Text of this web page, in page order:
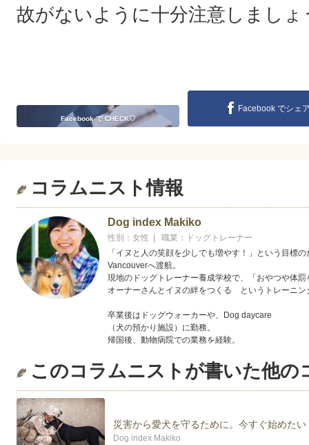
故がないように十分注意しましょ
Facebook で CHECK♡
Facebook でシェ
コラムニスト情報
Dog index Makiko
性別：女性 | 職業：ドッグトレーナー
「イヌと人の笑顔を少しでも増やす！」という目標の
Vancouverへ渡航。
現地のドッグトレーナー養成学校で、「おやつや体罰
オーナーさんとイヌの絆をつくる というトレーニン
卒業後はドッグウォーカーや、Dog daycare
（犬の預かり施設）に勤務。
帰国後、動物病院での業務を経験。
神奈川県内の動物病院にてパピー教室、相談会を担当
＊College of Canine Behavioral Science(Vancouver,
＊愛玩動物飼養管理士
＊愛犬飼育管理士
このコラムニストが書いた他の
災害から愛犬を守るために。今すぐ始めた
Dog index Makiko